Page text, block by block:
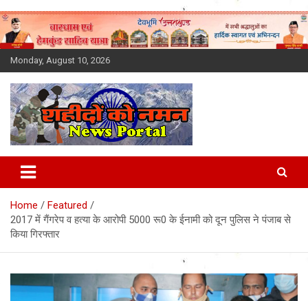
Skip
to
content
Monday, August 10, 2026
Latest News Today, Breaking
News, Uttarakhand News in
Hindi
Home
Featured
2017 में गैंगरेप व हत्या के आरोपी 5000 रू0 के ईनामी को दून पुलिस ने पंजाब से
किया गिरफ्तार